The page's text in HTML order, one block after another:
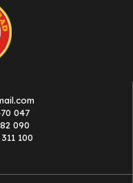
047
090
100